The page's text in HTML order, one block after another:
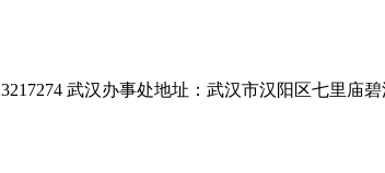
武汉办事处地址：武汉市汉阳区七里庙碧